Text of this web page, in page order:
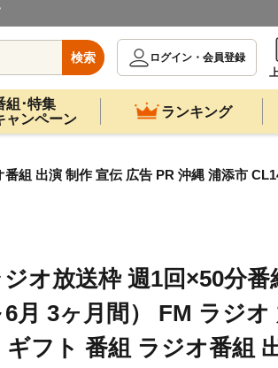
検索
ログイン・会員登録
組･特集
ャンペーン
ランキング
組 出演 制作 宣伝 広告 PR 沖縄 浦添市
ジオ放送枠 週1回×50分番
月 3ヶ月間） FM ラジオ
フト 番組 ラジオ番組